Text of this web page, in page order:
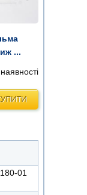
...
01